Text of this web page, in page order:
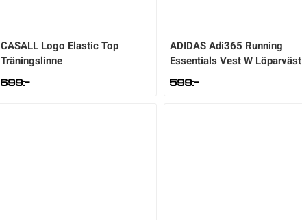
CASALL Logo Elastic Top
Träningslinne
699:-
ADIDASAdi365 Running
Essentials Vest W Löparväst
599:-